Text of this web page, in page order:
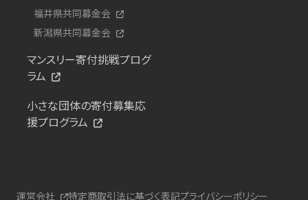
福井県共同募金会
新潟県共同募金会
マンスリー寄付挑戦プログ
ラム
小さな団体の寄付募集応
援プログラム
運営会社 特定商取引法に基づく表記プライバシーポリシー